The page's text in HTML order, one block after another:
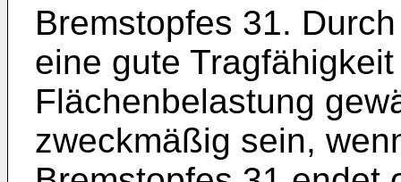
Bremstopfes 31.
eine gute
Flächenbelastung
zweckmäßig sein,